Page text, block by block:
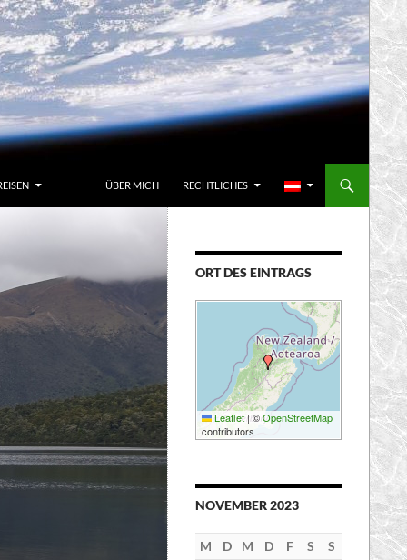
ÜBER MICH RECHTLICHES
ORT DES EINTRAGS
Leaflet|©OpenStreetMap
contributors
NOVEMBER 2023
M D M D F S
S